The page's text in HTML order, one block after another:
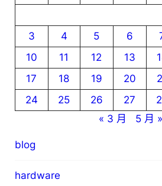
3
4 5 6
10
11 12 13
17
18 19 20
24
25 26 27
« 3 月
5 月 »
blog
hardware